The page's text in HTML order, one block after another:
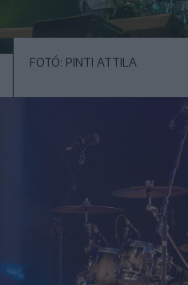
FOTÓ: PINTI ATTILA